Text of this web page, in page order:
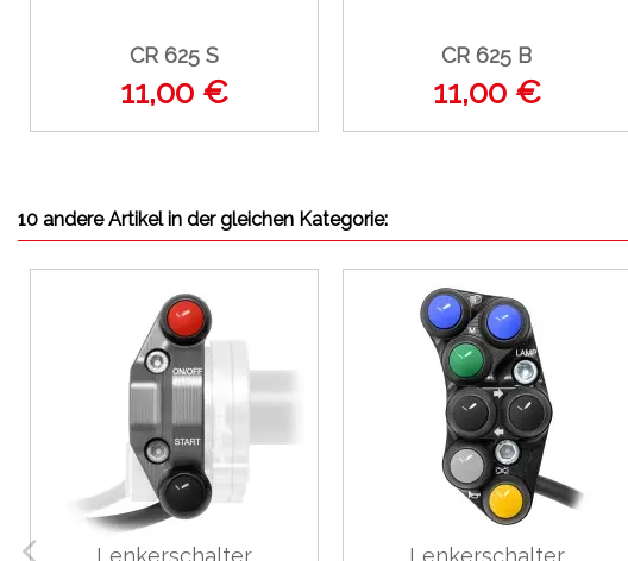
CR 625 S
11,00 €
CR 625 B
11,00 €
10 andere Artikel in der gleichen Kategorie:
Lenkerschalter Lenkerschalter